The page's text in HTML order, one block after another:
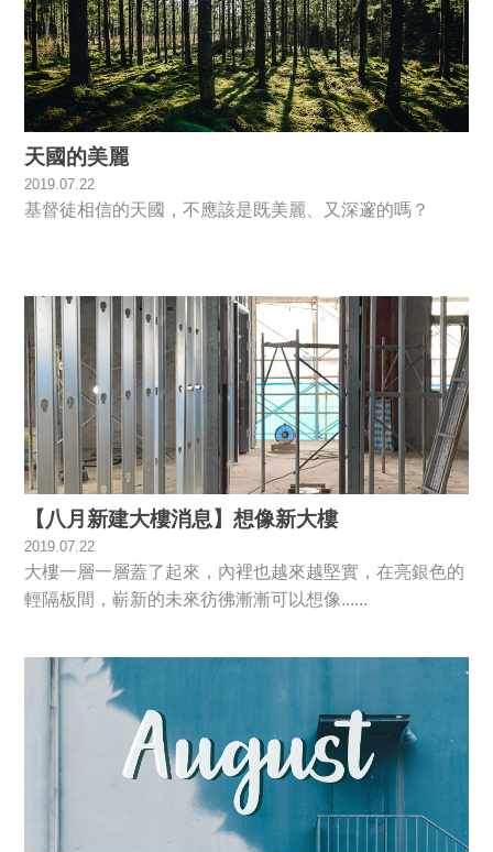
天國的美麗
2019.07.22
基督徒相信的天國，不應該是既美麗、又深邃的嗎？
【八月新建大樓消息】想像新大樓
2019.07.22
大樓一層一層蓋了起來，內裡也越來越堅實，在亮銀色的
輕隔板間，嶄新的未來彷彿漸漸可以想像......